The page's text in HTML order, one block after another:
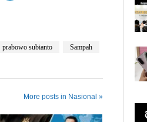
prabowo subianto
Sampah
More posts in Nasional »